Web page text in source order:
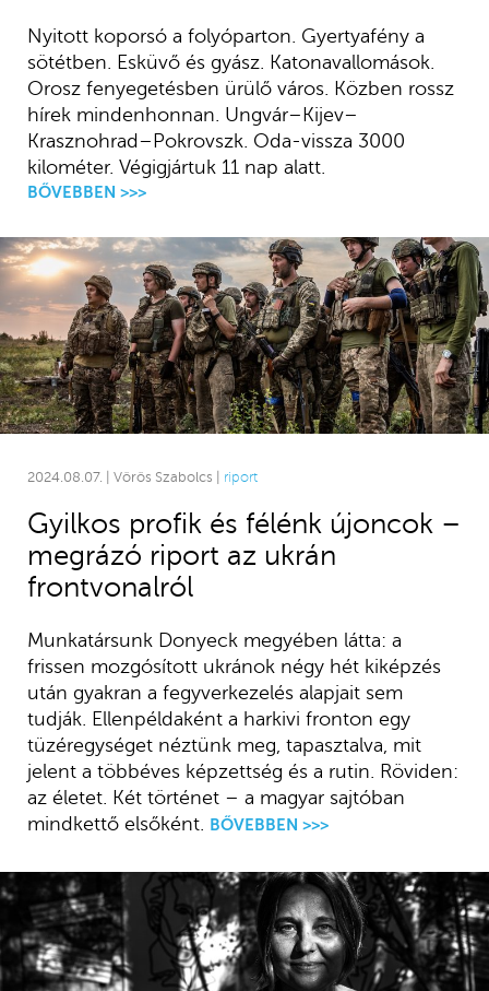
Nyitott koporsó a folyóparton. Gyertyafény a
sötétben. Esküvő és gyász. Katonavallomások.
Orosz fenyegetésben ürülő város. Közben rossz
hírek mindenhonnan. Ungvár–Kijev–
Krasznohrad–Pokrovszk. Oda-vissza 3000
kilométer. Végigjártuk 11 nap alatt.
BŐVEBBEN >>>
2024.08.07. | Vörös Szabolcs | riport
Gyilkos profik és félénk újoncok –
megrázó riport az ukrán
frontvonalról
Munkatársunk Donyeck megyében látta: a
frissen mozgósított ukránok négy hét kiképzés
után gyakran a fegyverkezelés alapjait sem
tudják. Ellenpéldaként a harkivi fronton egy
tüzéregységet néztünk meg, tapasztalva, mit
jelent a többéves képzettség és a rutin. Röviden:
az életet. Két történet – a magyar sajtóban
mindkettő elsőként. BŐVEBBEN >>>